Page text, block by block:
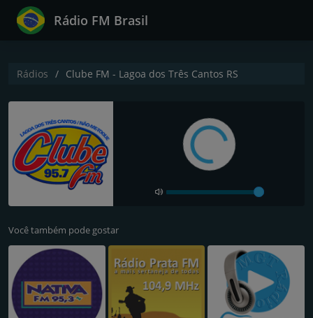
Rádio FM Brasil
Rádios Clube FM - Lagoa dos Três Cantos RS
Você também pode gostar